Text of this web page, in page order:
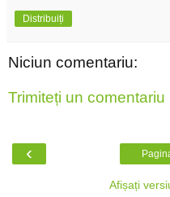
Distribuiți
Niciun comentariu:
Trimiteți un comentariu
‹
Afișați